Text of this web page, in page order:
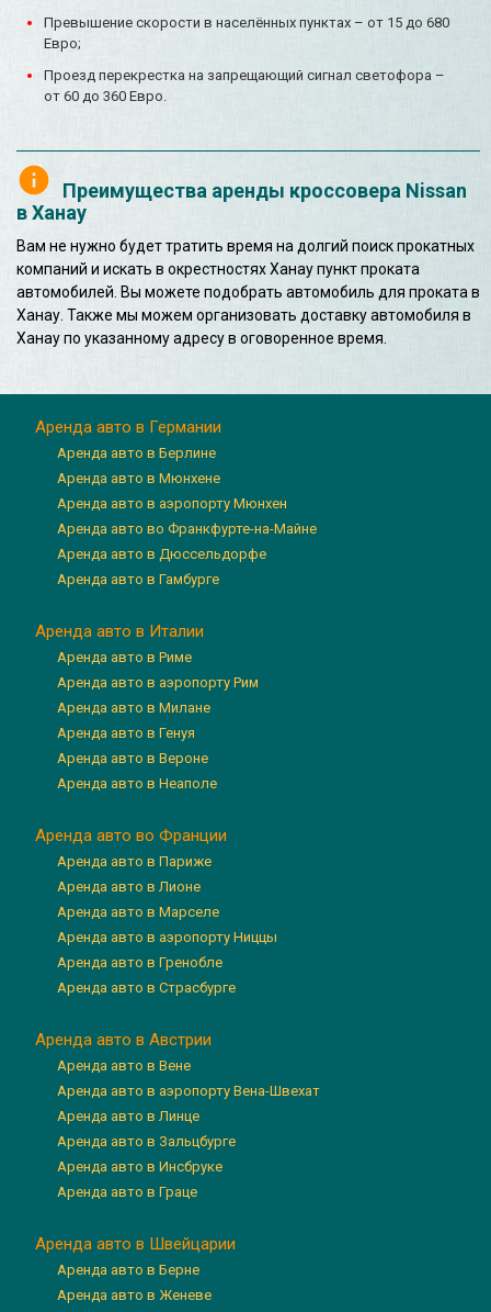
Превышение скорости в населённых пунктах – от 15 до 680
Евро;
Проезд перекрестка на запрещающий сигнал светофора –
от 60 до 360 Евро.
Преимущества аренды кроссовера Nissan
в Ханау
Вам не нужно будет тратить время на долгий поиск прокатных
компаний и искать в окрестностях Ханау пункт проката
автомобилей. Вы можете подобрать автомобиль для проката в
Ханау. Также мы можем организовать доставку автомобиля в
Ханау по указанному адресу в оговоренное время.
Аренда авто в Германии
Аренда авто в Берлине
Аренда авто в Мюнхене
Аренда авто в аэропорту Мюнхен
Аренда авто во Франкфурте-на-Майне
Аренда авто в Дюссельдорфе
Аренда авто в Гамбурге
Аренда авто в Италии
Аренда авто в Риме
Аренда авто в аэропорту Рим
Аренда авто в Милане
Аренда авто в Генуя
Аренда авто в Вероне
Аренда авто в Неаполе
Аренда авто во Франции
Аренда авто в Париже
Аренда авто в Лионе
Аренда авто в Марселе
Аренда авто в аэропорту Ниццы
Аренда авто в Гренобле
Аренда авто в Страсбурге
Аренда авто в Австрии
Аренда авто в Вене
Аренда авто в аэропорту Вена-Швехат
Аренда авто в Линце
Аренда авто в Зальцбурге
Аренда авто в Инсбруке
Аренда авто в Граце
Аренда авто в Швейцарии
Аренда авто в Берне
Аренда авто в Женеве